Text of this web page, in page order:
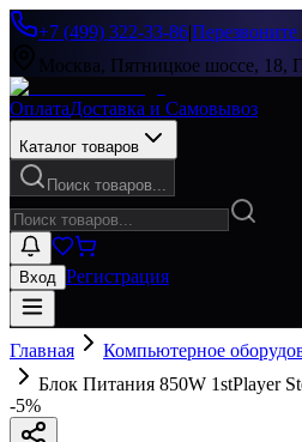
+7 (499) 322-33-86|
Москва, Пятницкое шоссе, 18,
ОплатаДоставка и Самовывоз
Каталог товаров
Поиск товаров...
Вход Регистрация
Главная Компьютерное
Блок Питания 850W 1stPlayer
-5%